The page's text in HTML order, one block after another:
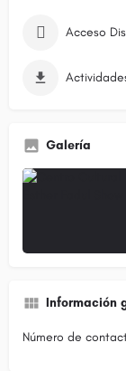
Acceso
Galería
Información
Número de